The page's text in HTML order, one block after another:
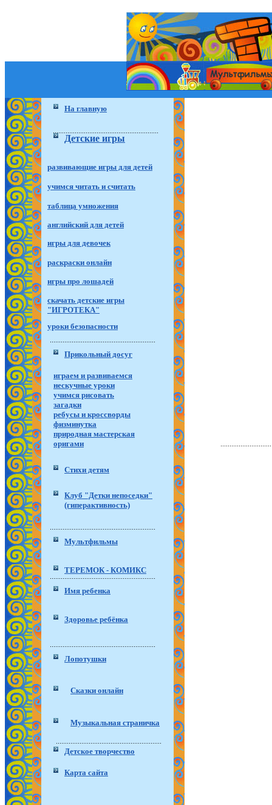
На главную
Детские игры
развивающие игры для детей
учимся читать и считать
таблица умножения
английский для детей
игры для девочек
раскраски онлайн
игры про лошадей
скачать детские игры
"ИГРОТЕКА"
уроки безопасности
Прикольный досуг
играем и развиваемся
нескучные уроки
учимся рисовать
загадки
ребусы и кроссворды
физминутка
природная мастерская
оригами
Стихи детям
Клуб "Детки непоседки"
(гиперактивность)
Мультфильмы
ТЕРЕМОК - КОМИКС
Имя ребенка
Здоровье ребёнка
Лопотушки
Сказки онлайн
Музыкальная страничка
Детское творчество
Карта сайта